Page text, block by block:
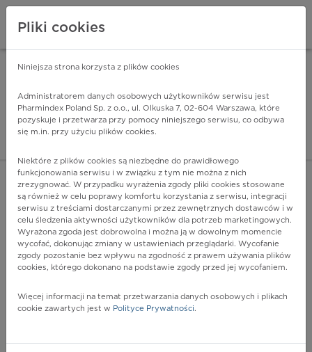
Pharmindex - lider
ZALOGUJ SIĘ
POKAŻ FILTRY
Pharmindex
Pliki cookies
Niniejsza strona korzysta z plików cookies
Administratorem danych osobowych użytkowników serwisu jest
Pharmindex Poland Sp. z o.o., ul. Olkuska 7, 02-604 Warszawa, które
pozyskuje i przetwarza przy pomocy niniejszego serwisu, co odbywa
się m.in. przy użyciu plików cookies.
Niektóre z plików cookies są niezbędne do prawidłowego
funkcjonowania serwisu i w związku z tym nie można z nich
zrezygnować. W przypadku wyrażenia zgody pliki cookies stosowane
są również w celu poprawy komfortu korzystania z serwisu, integracji
serwisu z treściami dostarczanymi przez zewnętrznych dostawców i w
celu śledzenia aktywności użytkowników dla potrzeb marketingowych.
Wyrażona zgoda jest dobrowolna i można ją w dowolnym momencie
wycofać, dokonując zmiany w ustawieniach przeglądarki. Wycofanie
zgody pozostanie bez wpływu na zgodność z prawem używania plików
cookies, którego dokonano na podstawie zgody przed jej wycofaniem.
Więcej informacji na temat przetwarzania danych osobowych i plikach
cookie zawartych jest w Polityce Prywatności.
ZA DARMO - w Google Play INSTALUJ